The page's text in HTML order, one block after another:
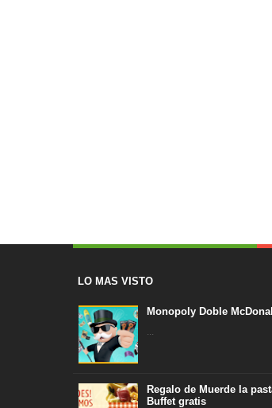
LO MAS VISTO
Monopoly Doble
...
Regalo de Muerde la
Buffet gratis